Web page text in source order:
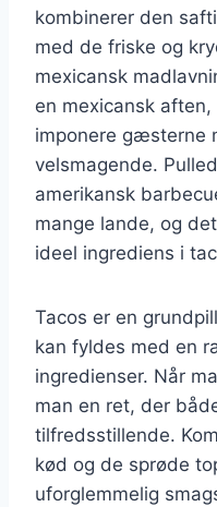
kombinerer den
med de friske og
mexicansk
en mexicansk
imponere gæsterne
velsmagende.
amerikansk
mange lande, og
ideel ingrediens i
Tacos er en
kan fyldes med en
ingredienser. Når
man en ret, der
tilfredsstillende.
kød og de sprøde
uforglemmelig